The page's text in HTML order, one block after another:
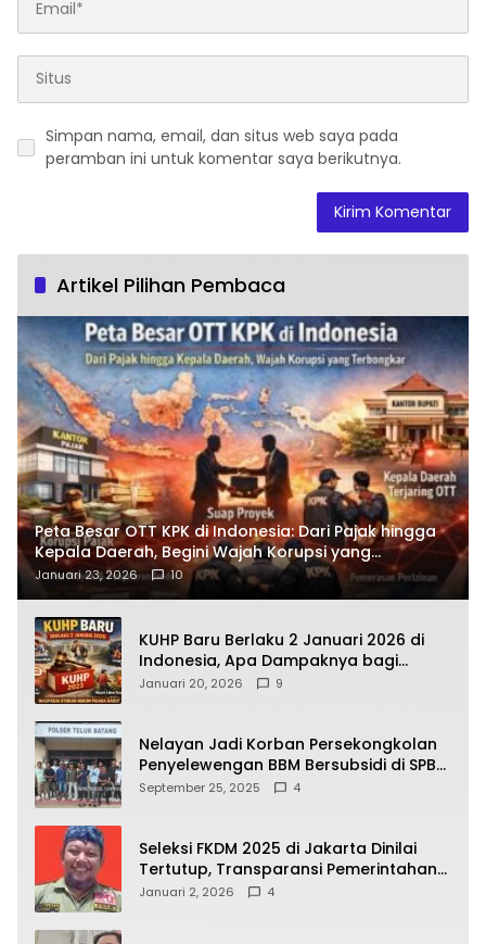
Simpan nama, email, dan situs web saya pada
peramban ini untuk komentar saya berikutnya.
Artikel Pilihan Pembaca
Peta Besar OTT KPK di Indonesia: Dari Pajak hingga
Kepala Daerah, Begini Wajah Korupsi yang
Terbongkar
Januari 23, 2026 10
KUHP Baru Berlaku 2 Januari 2026 di
Indonesia, Apa Dampaknya bagi
Kehidupan Warga? Ini Aturan Kunci
Januari 20, 2026 9
Nelayan Jadi Korban Persekongkolan
Penyelewengan BBM Bersubsidi di SPBU
64.78809 Teluk Batang
September 25, 2025 4
Seleksi FKDM 2025 di Jakarta Dinilai
Tertutup, Transparansi Pemerintahan
Pramono–Rano Dipertanyakan
Januari 2, 2026 4